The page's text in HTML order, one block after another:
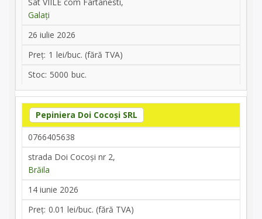
Galați
26 iulie 2026
1
5000
Pepiniera Doi Cocoși SRL
0766405638
strada Doi Cocoși nr 2,
Brăila
14 iunie 2026
0.01